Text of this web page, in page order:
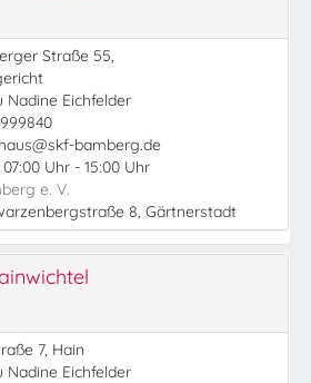
Straße 55,
Nadine Eichfelder
bamberg.de
07:00 Uhr - 15:00 Uhr
e. V.
8, Gärtnerstadt
7, Hain
Nadine Eichfelder